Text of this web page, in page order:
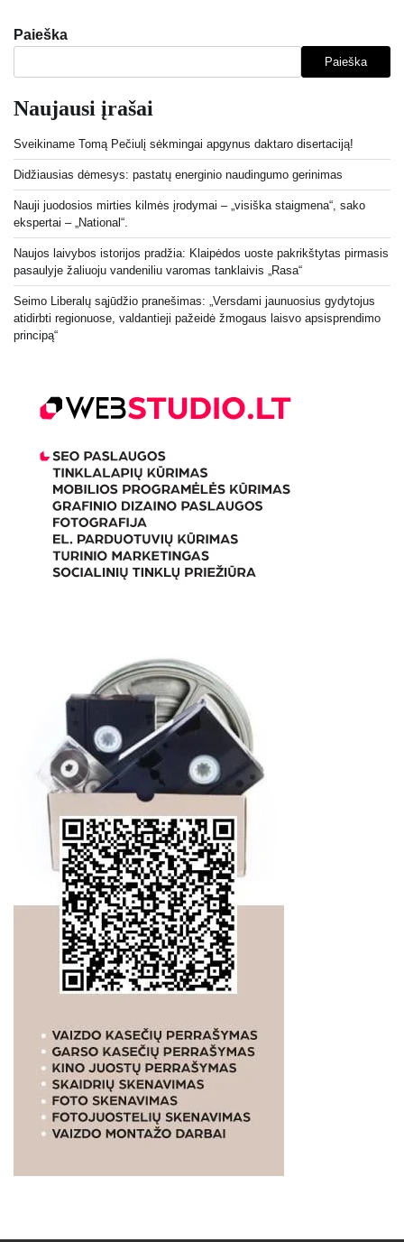
Paieška
Paieška
Naujausi įrašai
Sveikiname Tomą Pečiulį sėkmingai apgynus daktaro disertaciją!
Didžiausias dėmesys: pastatų energinio naudingumo gerinimas
Nauji juodosios mirties kilmės įrodymai – „visiška staigmena“, sako
ekspertai – „National“.
Naujos laivybos istorijos pradžia: Klaipėdos uoste pakrikštytas pirmasis
pasaulyje žaliuoju vandeniliu varomas tanklaivis „Rasa“
Seimo Liberalų sąjūdžio pranešimas: „Versdami jaunuosius gydytojus
atidirbti regionuose, valdantieji pažeidė žmogaus laisvo apsisprendimo
principą“